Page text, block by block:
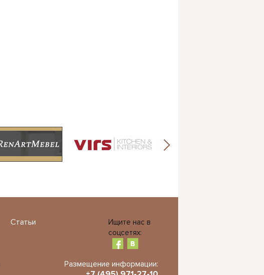
Статьи
Ищите нас в
соцсетях:
Размещение информации: